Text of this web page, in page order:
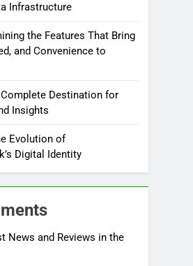
Infrastructure
the Features That Bring
and Convenience to
Destination for
Insights
Evolution of
Digital Identity
News and Reviews in the